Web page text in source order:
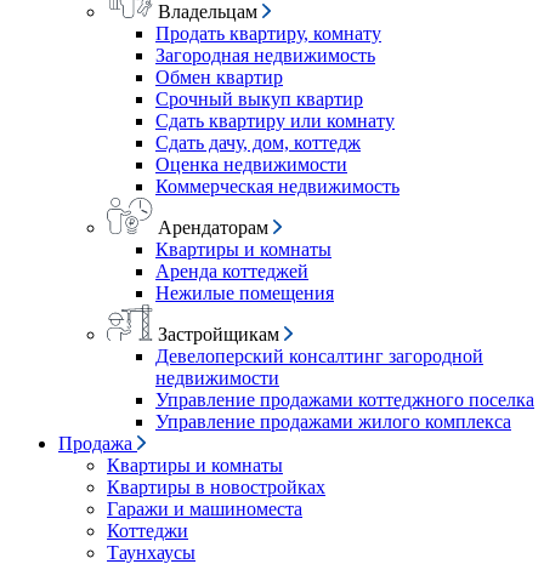
Владельцам
Продать квартиру, комнату
Загородная недвижимость
Обмен квартир
Срочный выкуп квартир
Сдать квартиру или комнату
Сдать дачу, дом, коттедж
Оценка недвижимости
Коммерческая недвижимость
Арендаторам
Квартиры и комнаты
Аренда коттеджей
Нежилые помещения
Застройщикам
Девелоперский консалтинг загородной
недвижимости
Управление продажами коттеджного поселка
Управление продажами жилого комплекса
Продажа
Квартиры и комнаты
Квартиры в новостройках
Гаражи и машиноместа
Коттеджи
Таунхаусы